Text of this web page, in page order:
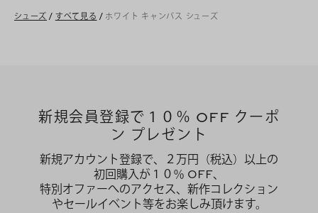
シューズ / すべて見る / ホワイト キャンバス シューズ
新規会員登録で１０％ OFF クーポ
ン プレゼント
新規アカウント登録で、２万円（税込）以上の
初回購入が１０％ OFF、
特別オファーへのアクセス、新作コレクション
やセールイベント等をお楽しみ頂けます。